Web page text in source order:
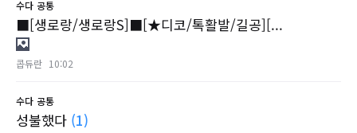
수다 공통
■[생로랑/생로랑S]■[★디코/톡활발/길공][...
콥듀란 10:02
수다 공통
성불했다 (1)